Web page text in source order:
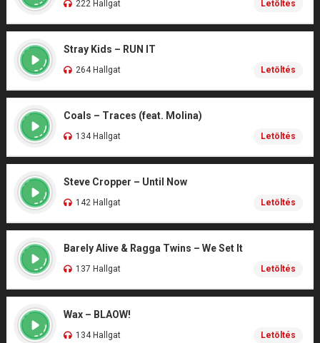
222 Hallgat Letöltés
Stray Kids – RUN IT
264 Hallgat Letöltés
Coals – Traces (feat. Molina)
134 Hallgat Letöltés
Steve Cropper – Until Now
142 Hallgat Letöltés
Barely Alive & Ragga Twins – We Set It
137 Hallgat Letöltés
Wax – BLAOW!
134 Hallgat Letöltés